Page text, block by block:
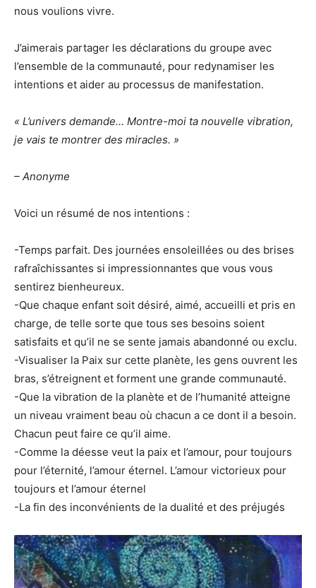
nous voulions vivre.
J’aimerais partager les déclarations du groupe avec
l’ensemble de la communauté, pour redynamiser les
intentions et aider au processus de manifestation.
« L’univers demande… Montre-moi ta nouvelle vibration,
je vais te montrer des miracles. »
– Anonyme
Voici un résumé de nos intentions :
-Temps parfait. Des journées ensoleillées ou des brises
rafraîchissantes si impressionnantes que vous vous
sentirez bienheureux.
-Que chaque enfant soit désiré, aimé, accueilli et pris en
charge, de telle sorte que tous ses besoins soient
satisfaits et qu’il ne se sente jamais abandonné ou exclu.
-Visualiser la Paix sur cette planète, les gens ouvrent les
bras, s’étreignent et forment une grande communauté.
-Que la vibration de la planète et de l’humanité atteigne
un niveau vraiment beau où chacun a ce dont il a besoin.
Chacun peut faire ce qu’il aime.
-Comme la déesse veut la paix et l’amour, pour toujours
pour l’éternité, l’amour éternel. L’amour victorieux pour
toujours et l’amour éternel
-La fin des inconvénients de la dualité et des préjugés